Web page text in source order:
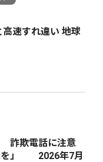
速すれ違い 地球
詐欺電話に注意
を」 2026年7月